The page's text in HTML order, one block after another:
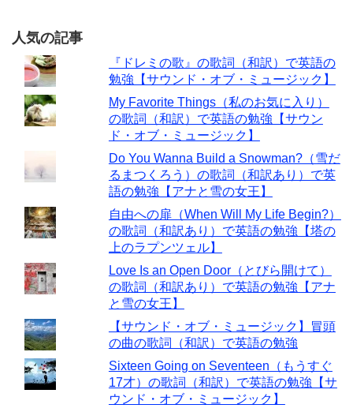
人気の記事
『ドレミの歌』の歌詞（和訳）で英語の
勉強【サウンド・オブ・ミュージック】
My Favorite Things（私のお気に入り）
の歌詞（和訳）で英語の勉強【サウン
ド・オブ・ミュージック】
Do You Wanna Build a Snowman?（雪だ
るまつくろう）の歌詞（和訳あり）で英
語の勉強【アナと雪の女王】
自由への扉（When Will My Life Begin?）
の歌詞（和訳あり）で英語の勉強【塔の
上のラプンツェル】
Love Is an Open Door（とびら開けて）
の歌詞（和訳あり）で英語の勉強【アナ
と雪の女王】
【サウンド・オブ・ミュージック】冒頭
の曲の歌詞（和訳）で英語の勉強
Sixteen Going on Seventeen（もうすぐ
17才）の歌詞（和訳）で英語の勉強【サ
ウンド・オブ・ミュージック】